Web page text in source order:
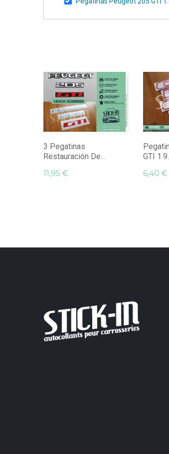
3 Pegatinas
Restauración De...
11,95 €
GTI 1.9...
6,40 €